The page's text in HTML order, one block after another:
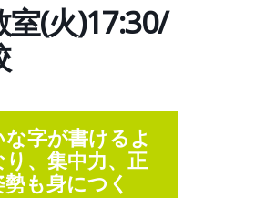
室(火)17:30/
な字が書けるよ
り、集中力、正
も身につく